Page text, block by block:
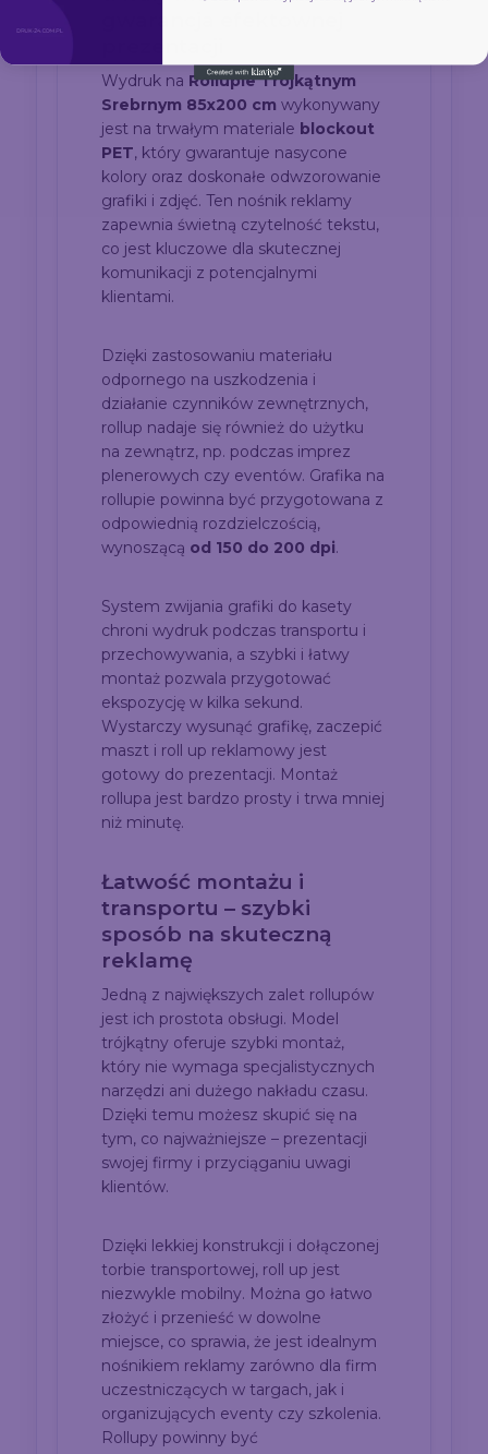
Wydruk na Rollupie Trójkątnym
Srebrnym 85x200 cm wykonywany
jest na trwałym materiale blockout
PET, który gwarantuje nasycone
kolory oraz doskonałe odwzorowanie
grafiki i zdjęć. Ten nośnik reklamy
zapewnia świetną czytelność tekstu,
co jest kluczowe dla skutecznej
komunikacji z potencjalnymi
klientami.
Dzięki zastosowaniu materiału
odpornego na uszkodzenia i
działanie czynników zewnętrznych,
rollup nadaje się również do użytku
na zewnątrz, np. podczas imprez
plenerowych czy eventów. Grafika na
rollupie powinna być przygotowana z
odpowiednią rozdzielczością,
wynoszącą od 150 do 200 dpi.
System zwijania grafiki do kasety
chroni wydruk podczas transportu i
przechowywania, a szybki i łatwy
montaż pozwala przygotować
ekspozycję w kilka sekund.
Wystarczy wysunąć grafikę, zaczepić
maszt i roll up reklamowy jest
gotowy do prezentacji. Montaż
rollupa jest bardzo prosty i trwa mniej
niż minutę.
Łatwość montażu i
transportu – szybki
sposób na skuteczną
reklamę
Jedną z największych zalet rollupów
jest ich prostota obsługi. Model
trójkątny oferuje szybki montaż,
który nie wymaga specjalistycznych
narzędzi ani dużego nakładu czasu.
Dzięki temu możesz skupić się na
tym, co najważniejsze – prezentacji
swojej firmy i przyciąganiu uwagi
klientów.
Dzięki lekkiej konstrukcji i dołączonej
torbie transportowej, roll up jest
niezwykle mobilny. Można go łatwo
złożyć i przenieść w dowolne
miejsce, co sprawia, że jest idealnym
nośnikiem reklamy zarówno dla firm
uczestniczących w targach, jak i
organizujących eventy czy szkolenia.
Rollupy powinny być